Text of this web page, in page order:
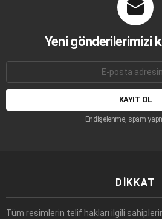
Yeni gönderilerimizi
adresi:
Endişelenme, spam
DIKKAT
Tüm resimlerin telif hakları ilgili